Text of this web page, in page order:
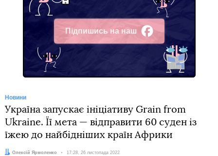
Підпишись на наш
Facebook
Новини
Україна запускає ініціативу Grain from
Ukraine. Її мета — відправити 60 суден із
їжею до найбідніших країн Африки
Автор:
Олексій Ярмоленко Дата:
17:28, 26 листопада 2022